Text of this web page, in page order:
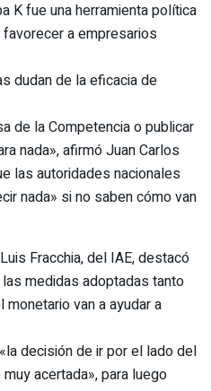
K fue una herramienta política
a empresarios
dudan de la eficacia de
de la Competencia o publicar
nada», afirmó Juan Carlos
las autoridades nacionales
nada» si no saben cómo van
Fracchia, del IAE, destacó
medidas adoptadas tanto
van a ayudar a
decisión de ir por el lado del
acertada», para luego